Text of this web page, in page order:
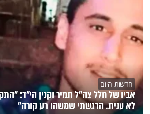
חדשות היום
אביו של חלל צה"ל תמיר וקנין הי"ד:
לא ענית. הרגשתי שמשהו רע קורה"